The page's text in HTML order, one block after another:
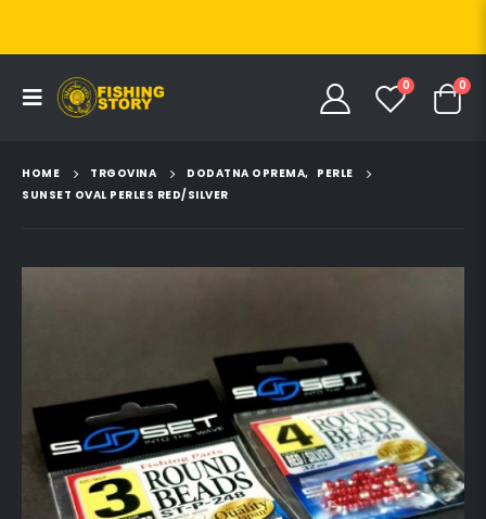
0 0
HOME TRGOVINA DODATNA OPREMA, PERLE
SUNSET OVAL PERLES RED/SILVER